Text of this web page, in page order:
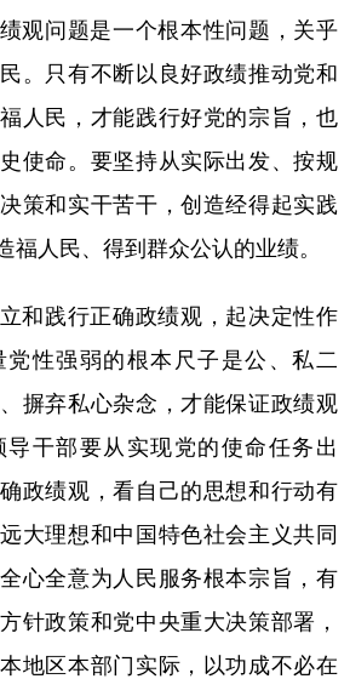
娱乐 时尚 悦读
一路 亚太网 上市公司
天津 河北 山西
吉林 上海 江苏
安徽 福建 江西
贵州 云南 西藏
问题是一个根本性问题，关乎
。只有不断以良好政绩推动党和
人民，才能践行好党的宗旨，也
使命。要坚持从实际出发、按规
策和实干苦干，创造经得起实践
福人民、得到群众公认的业绩。
践行正确政绩观，起决定性作
党性强弱的根本尺子是公、私二
摒弃私心杂念，才能保证政绩观
干部要从实现党的使命任务出
政绩观，看自己的思想和行动有
大理想和中国特色社会主义共同
心全意为人民服务根本宗旨，有
针政策和党中央重大决策部署，
地区本部门实际，以功成不必在